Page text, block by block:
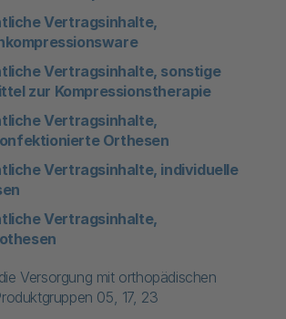
Vertragsinhalte,
Vertragsinhalte, sonstige
zur Kompressionstherapie
Vertragsinhalte,
Orthesen
Vertragsinhalte, individuelle
Vertragsinhalte,
Versorgung mit orthopädischen
05, 17, 23